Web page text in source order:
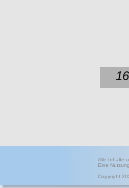
Alle Inhalte
Eine
Copyright